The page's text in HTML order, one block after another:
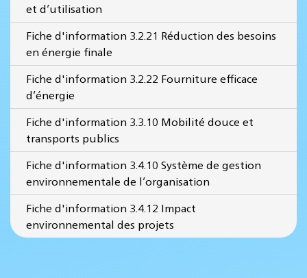
et d’utilisation
Fiche d'information 3.2.21 Réduction des besoins
en énergie finale
Fiche d'information 3.2.22 Fourniture efficace
d’énergie
Fiche d'information 3.3.10 Mobilité douce et
transports publics
Fiche d'information 3.4.10 Système de gestion
environnementale de l’organisation
Fiche d'information 3.4.12 Impact
environnemental des projets